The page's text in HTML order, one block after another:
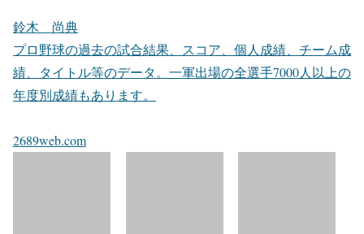
鈴木 尚典
プロ野球の過去の試合結果、スコア、個人成績、チーム成
績、タイトル等のデータ。一軍出場の全選手7000人以上の
年度別成績もあります。
2689web.com